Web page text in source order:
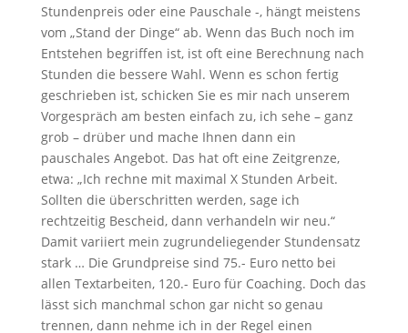
Stundenpreis oder eine Pauschale -, hängt meistens
vom „Stand der Dinge“ ab. Wenn das Buch noch im
Entstehen begriffen ist, ist oft eine Berechnung nach
Stunden die bessere Wahl. Wenn es schon fertig
geschrieben ist, schicken Sie es mir nach unserem
Vorgespräch am besten einfach zu, ich sehe – ganz
grob – drüber und mache Ihnen dann ein
pauschales Angebot. Das hat oft eine Zeitgrenze,
etwa: „Ich rechne mit maximal X Stunden Arbeit.
Sollten die überschritten werden, sage ich
rechtzeitig Bescheid, dann verhandeln wir neu.“
Damit variiert mein zugrundeliegender Stundensatz
stark … Die Grundpreise sind 75.- Euro netto bei
allen Textarbeiten, 120.- Euro für Coaching. Doch das
lässt sich manchmal schon gar nicht so genau
trennen, dann nehme ich in der Regel einen